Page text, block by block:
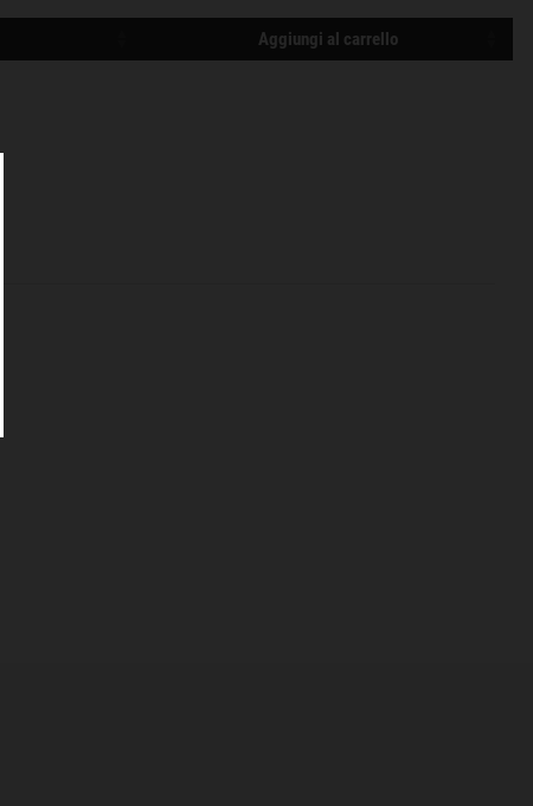
Aggiungi al carrello